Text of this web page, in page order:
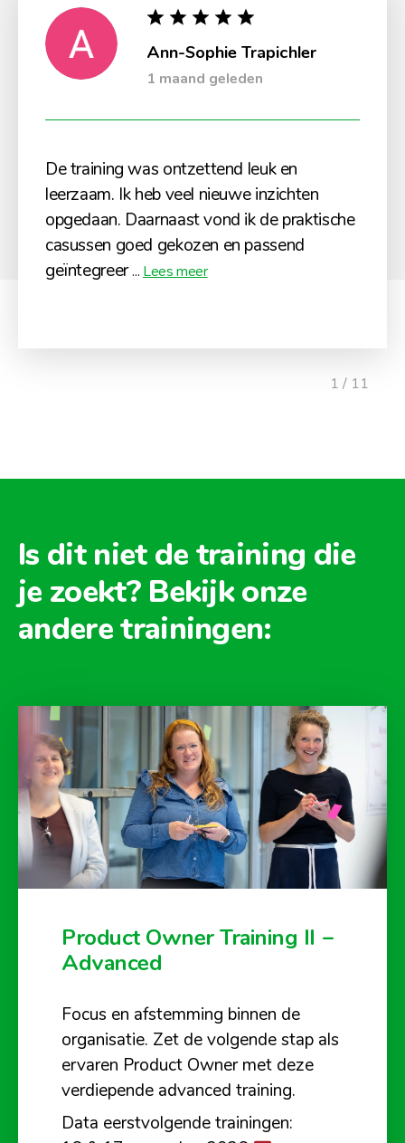
Ann-Sophie Trapichler
1 maand geleden
De training was ontzettend leuk en
leerzaam. Ik heb veel nieuwe inzichten
opgedaan. Daarnaast vond ik de praktische
casussen goed gekozen en passend
geïntegreer ... Lees meer
1 / 11
Is dit niet de training die
je zoekt? Bekijk onze
andere trainingen:
Product Owner Training II –
Advanced
Focus en afstemming binnen de
organisatie. Zet de volgende stap als
ervaren Product Owner met deze
verdiepende advanced training.
Data eerstvolgende trainingen: